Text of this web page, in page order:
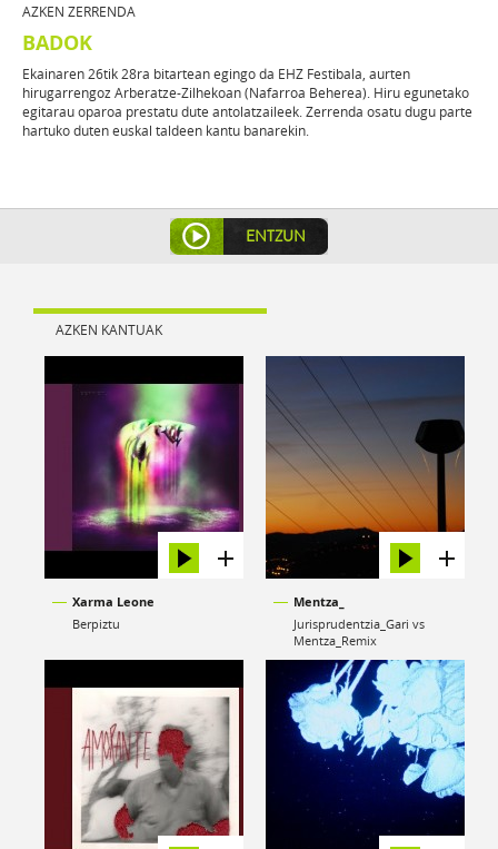
AZKEN ZERRENDA
BADOK
Ekainaren 26tik 28ra bitartean egingo da EHZ Festibala, aurten
hirugarrengoz Arberatze-Zilhekoan (Nafarroa Beherea). Hiru egunetako
egitarau oparoa prestatu dute antolatzaileek. Zerrenda osatu dugu parte
hartuko duten euskal taldeen kantu banarekin.
ENTZUN
AZKEN KANTUAK
Xarma Leone
Berpiztu
Mentza_
Jurisprudentzia_Gari vs
Mentza_Remix